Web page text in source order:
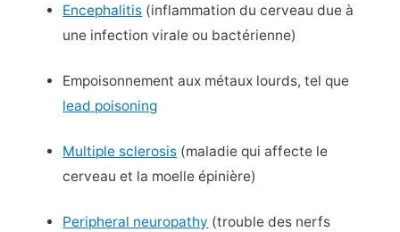
Encephalitis (inflammation du cerveau due à
une infection virale ou bactérienne)
Empoisonnement aux métaux lourds, tel que
lead poisoning
Multiple sclerosis (maladie qui affecte le
cerveau et la moelle épinière)
Peripheral neuropathy (trouble des nerfs